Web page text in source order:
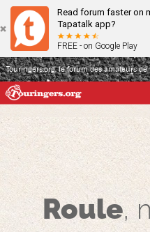
Read forum faster on
Tapatalk app?
FREE - on Google Play
Touringers.org, le forum des amateurs
Roule,